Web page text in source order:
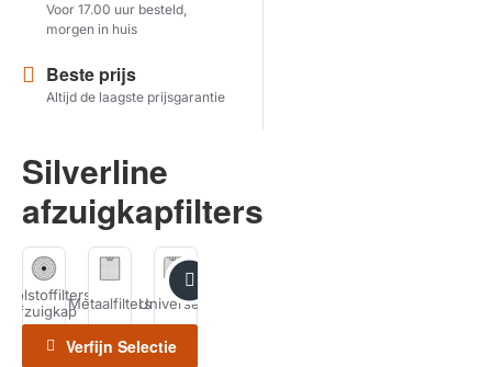
Herstel zoekopdracht
Voor 17.00 uur besteld,
morgen in huis
Beste prijs
Altijd de laagste prijsgarantie
Silverline
afzuigkapfilters
afzuigkapMetaalfiltersUniverseel
Verfijn Selectie